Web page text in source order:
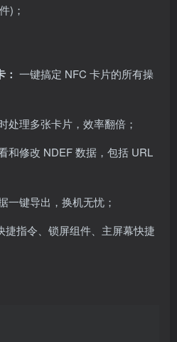
)；
一键搞定 NFC 卡片的所有操
处理多张卡片，效率翻倍；
和修改 NDEF 数据，包括 URL
一键导出，换机无忧；
捷指令、锁屏组件、主屏幕快捷